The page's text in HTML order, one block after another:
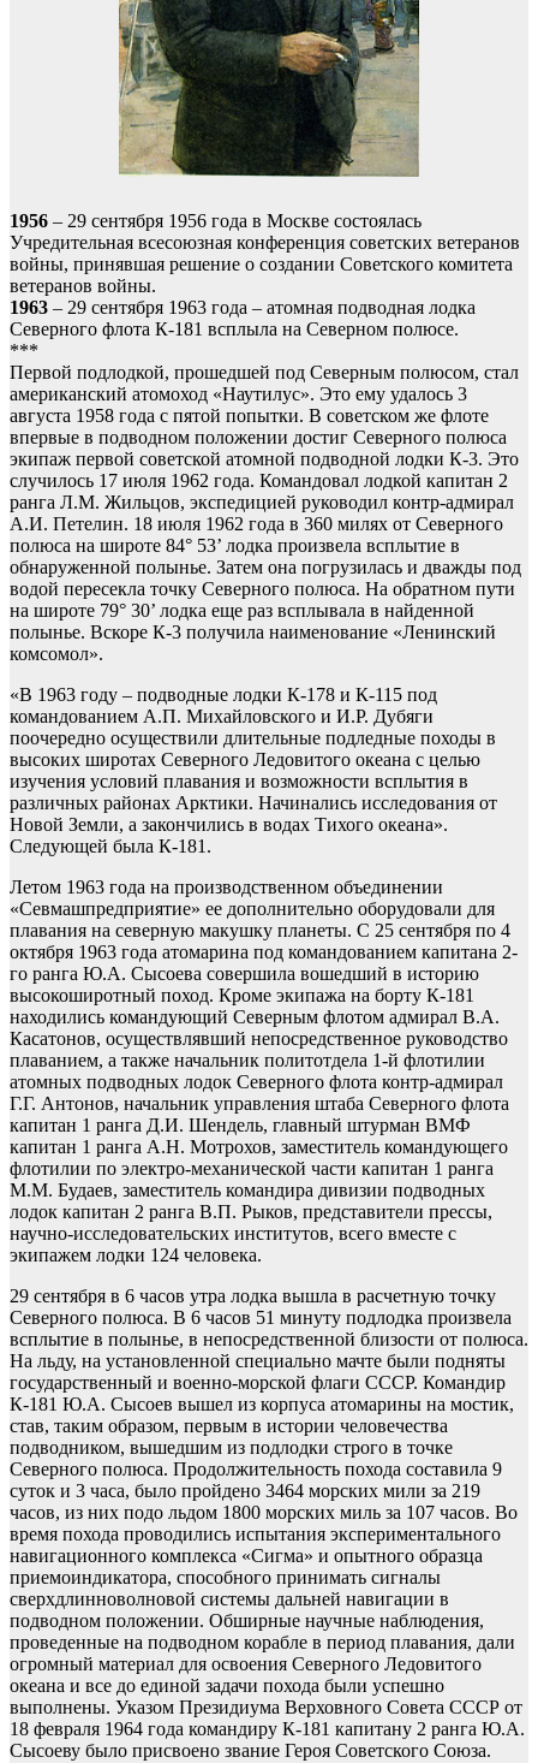
1956 – 29 сентября 1956 года в Москве состоялась
Учредительная всесоюзная конференция советских ветеранов
войны, принявшая решение о создании Советского комитета
ветеранов войны.
1963 – 29 сентября 1963 года – атомная подводная лодка
Северного флота К-181 всплыла на Северном полюсе.
***
Первой подлодкой, прошедшей под Северным полюсом, стал
американский атомоход «Наутилус». Это ему удалось 3
августа 1958 года с пятой попытки. В советском же флоте
впервые в подводном положении достиг Северного полюса
экипаж первой советской атомной подводной лодки К-3. Это
случилось 17 июля 1962 года. Командовал лодкой капитан 2
ранга Л.М. Жильцов, экспедицией руководил контр-адмирал
А.И. Петелин. 18 июля 1962 года в 360 милях от Северного
полюса на широте 84° 53’ лодка произвела всплытие в
обнаруженной полынье. Затем она погрузилась и дважды под
водой пересекла точку Северного полюса. На обратном пути
на широте 79° 30’ лодка еще раз всплывала в найденной
полынье. Вскоре К-3 получила наименование «Ленинский
комсомол».
«В 1963 году – подводные лодки К-178 и К-115 под
командованием А.П. Михайловского и И.Р. Дубяги
поочередно осуществили длительные подледные походы в
высоких широтах Северного Ледовитого океана с целью
изучения условий плавания и возможности всплытия в
различных районах Арктики. Начинались исследования от
Новой Земли, а закончились в водах Тихого океана».
Следующей была К-181.
Летом 1963 года на производственном объединении
«Севмашпредприятие» ее дополнительно оборудовали для
плавания на северную макушку планеты. С 25 сентября по 4
октября 1963 года атомарина под командованием капитана 2-
го ранга Ю.А. Сысоева совершила вошедший в историю
высокоширотный поход. Кроме экипажа на борту К-181
находились командующий Северным флотом адмирал В.А.
Касатонов, осуществлявший непосредственное руководство
плаванием, а также начальник политотдела 1-й флотилии
атомных подводных лодок Северного флота контр-адмирал
Г.Г. Антонов, начальник управления штаба Северного флота
капитан 1 ранга Д.И. Шендель, главный штурман ВМФ
капитан 1 ранга А.Н. Мотрохов, заместитель командующего
флотилии по электро-механической части капитан 1 ранга
М.М. Будаев, заместитель командира дивизии подводных
лодок капитан 2 ранга В.П. Рыков, представители прессы,
научно-исследовательских институтов, всего вместе с
экипажем лодки 124 человека.
29 сентября в 6 часов утра лодка вышла в расчетную точку
Северного полюса. В 6 часов 51 минуту подлодка произвела
всплытие в полынье, в непосредственной близости от полюса.
На льду, на установленной специально мачте были подняты
государственный и военно-морской флаги СССР. Командир
К-181 Ю.А. Сысоев вышел из корпуса атомарины на мостик,
став, таким образом, первым в истории человечества
подводником, вышедшим из подлодки строго в точке
Северного полюса. Продолжительность похода составила 9
суток и 3 часа, было пройдено 3464 морских мили за 219
часов, из них подо льдом 1800 морских миль за 107 часов. Во
время похода проводились испытания экспериментального
навигационного комплекса «Сигма» и опытного образца
приемоиндикатора, способного принимать сигналы
сверхдлинноволновой системы дальней навигации в
подводном положении. Обширные научные наблюдения,
проведенные на подводном корабле в период плавания, дали
огромный материал для освоения Северного Ледовитого
океана и все до единой задачи похода были успешно
выполнены. Указом Президиума Верховного Совета СССР от
18 февраля 1964 года командиру К-181 капитану 2 ранга Ю.А.
Сысоеву было присвоено звание Героя Советского Союза.